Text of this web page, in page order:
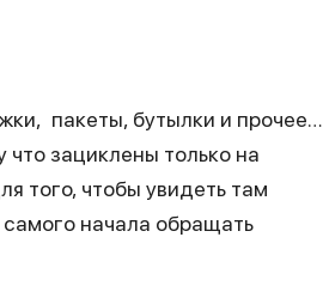
пакеты, бутылки и прочее…
что зациклены только на
того, чтобы увидеть там
самого начала обращать